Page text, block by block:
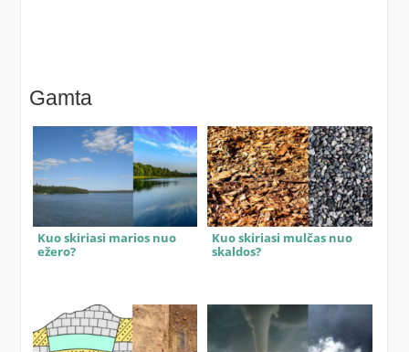
Gamta
Kuo skiriasi marios nuo
ežero?
Kuo skiriasi mulčas nuo
skaldos?